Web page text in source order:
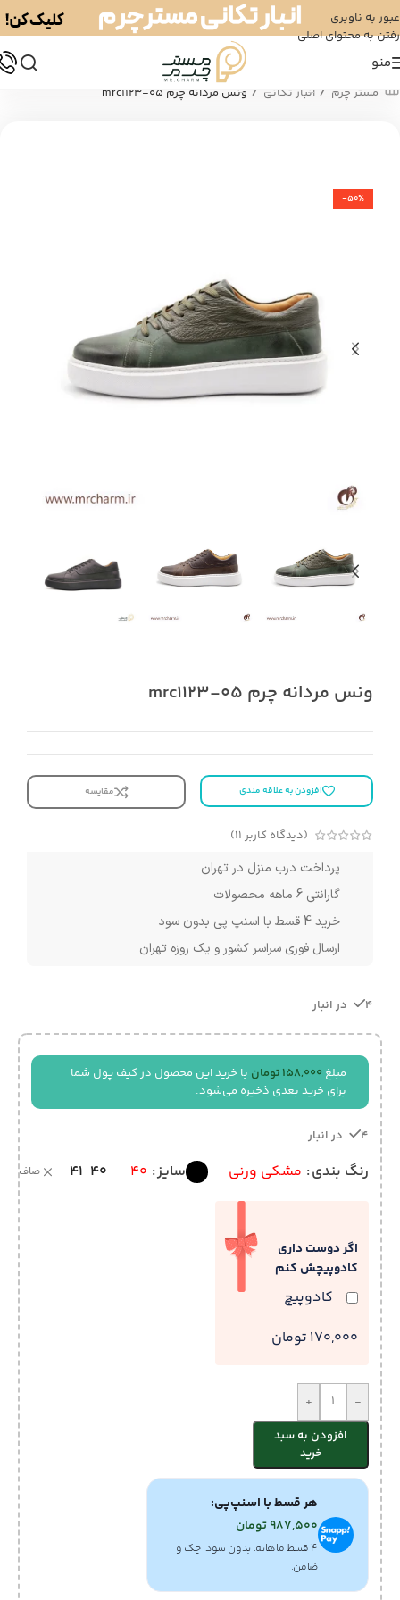
عبور به ناوبری
رفتن به محتوای اصلی
منو
مستر چرم / انبار تکانی / ونس مردانه چرم mrc1123-05
-50%
ونس مردانه چرم mrc1123-05
افزودن به علاقه مندی مقایسه
(دیدگاه کاربر 11
)
پرداخت درب منزل در تهران
گارانتی 6 ماهه محصولات
خرید 4 قسط با اسنپ پی بدون سود
ارسال فوری سراسر کشور و یک روزه تهران
4 در انبار
مبلغ 158,000 تومان با خرید این محصول در کیف پول شما
برای خرید بعدی ذخیره می‌شود.
4 در انبار
رنگ بندی مشکی ورنی سایز 40
40
41 صاف
اگر دوست داری
کادوپیچش کنم
کادوپیچ
170,000 تومان
-
+
افزودن به سبد
خرید
هر قسط با اسنپ‌پی:
987,500تومان
۴ قسط ماهانه. بدون سود، چک و
ضامن.